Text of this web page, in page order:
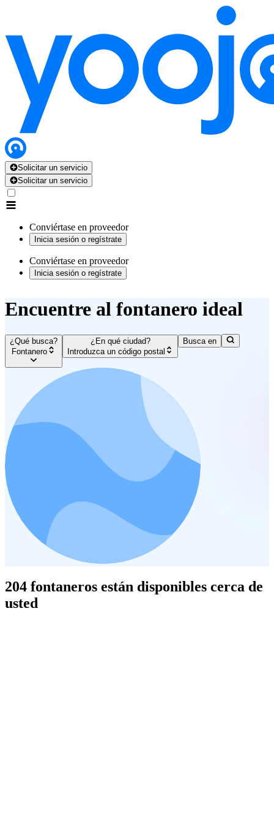
Solicitar un servicio
Solicitar un servicio
Conviértase en proveedor
Inicia sesión o regístrate
Conviértase en proveedor
Inicia sesión o regístrate
Encuentre al fontanero ideal
¿Qué busca?
Fontanero
¿En qué ciudad?
Introduzca un código postal
Busca en
204 fontaneros están disponibles cerca de
usted